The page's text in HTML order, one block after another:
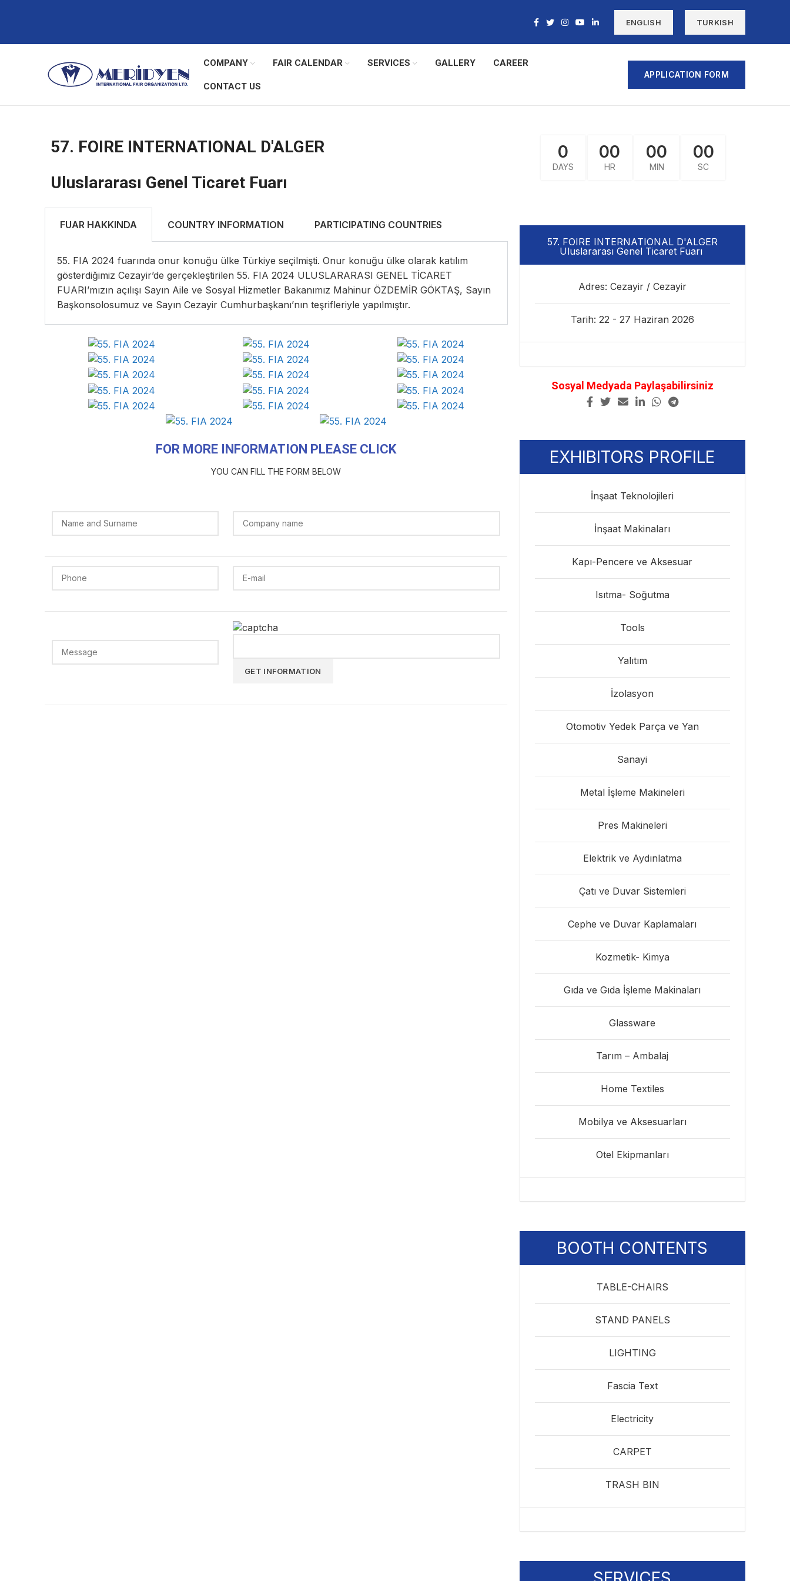
ENGLISH TURKISH
COMPANY FAIR CALENDAR SERVICES GALLERY CAREER
CONTACT US
APPLICATION FORM
57. FOIRE INTERNATIONAL D'ALGER
Uluslararası Genel Ticaret Fuarı
0
DAYS
00
HR
00
MIN
00
SC
FUAR HAKKINDA COUNTRY INFORMATION PARTICIPATING COUNTRIES
55. FIA 2024 fuarında onur konuğu ülke Türkiye seçilmişti. Onur konuğu ülke olarak katılım
gösterdiğimiz Cezayir’de gerçekleştirilen 55. FIA 2024 ULUSLARARASI GENEL TİCARET
FUARI’mızın açılışı Sayın Aile ve Sosyal Hizmetler Bakanımız Mahinur ÖZDEMİR GÖKTAŞ, Sayın
Başkonsolosumuz ve Sayın Cezayir Cumhurbaşkanı’nın teşrifleriyle yapılmıştır.
FOR MORE INFORMATION PLEASE CLICK
YOU CAN FILL THE FORM BELOW
57. FOIRE INTERNATIONAL D'ALGER
Uluslararası Genel Ticaret Fuarı ​
Adres: Cezayir / Cezayir
Tarih: 22 - 27 Haziran 2026
Sosyal Medyada Paylaşabilirsiniz
EXHIBITORS PROFILE
İnşaat Teknolojileri
İnşaat Makinaları
Kapı-Pencere ve Aksesuar
Isıtma- Soğutma
Tools
Yalıtım
İzolasyon
Otomotiv Yedek Parça ve Yan
Sanayi
Metal İşleme Makineleri
Pres Makineleri
Elektrik ve Aydınlatma
Çatı ve Duvar Sistemleri
Cephe ve Duvar Kaplamaları
Kozmetik- Kimya
Gıda ve Gıda İşleme Makinaları
Glassware
Tarım – Ambalaj
Home Textiles
Mobilya ve Aksesuarları
Otel Ekipmanları
BOOTH CONTENTS
TABLE-CHAIRS
STAND PANELS
LIGHTING
Fascia Text
Electricity
CARPET
TRASH BIN